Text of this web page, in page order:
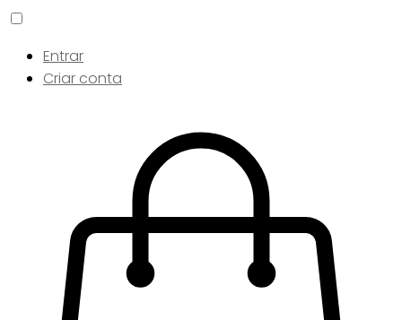
Entrar
Criar conta